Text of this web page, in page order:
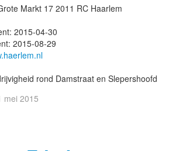
Markt 17 2011 RC Haarlem
2015-04-30
2015-08-29
rond Damstraat en Slepershoofd
mei 2015